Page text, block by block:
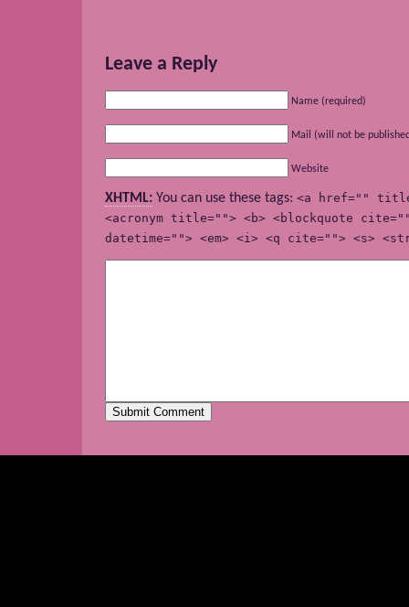
Leave a Reply
Name (required)
Mail (will not be
Website
XHTML: You can use these tags: <a href=""
<acronym title=""> <b> <blockquote
datetime=""> <em> <i> <q cite=""> <s>